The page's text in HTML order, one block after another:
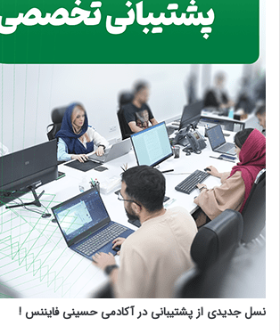
نسل جدیدی از پشتیبانی در آکادمی حسینی فایننس !